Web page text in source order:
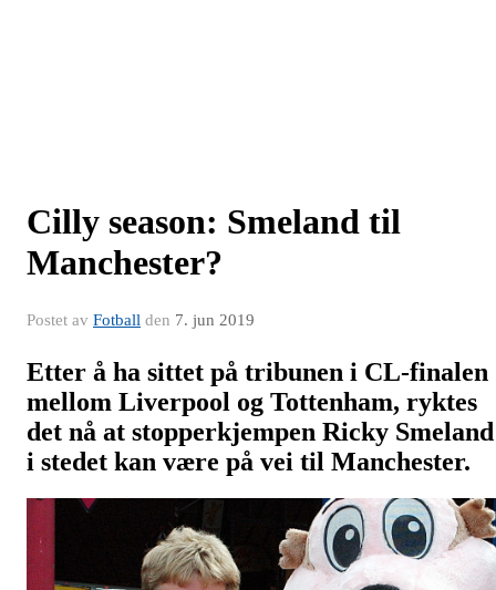
Cilly season: Smeland til
Manchester?
Postet av Fotball den 7. jun 2019
Etter å ha sittet på tribunen i CL-finalen
mellom Liverpool og Tottenham, ryktes
det nå at stopperkjempen Ricky Smeland
i stedet kan være på vei til Manchester.